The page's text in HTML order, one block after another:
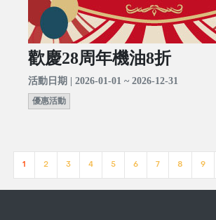
歡慶28周年機油8折
活動日期 | 2026-01-01 ~ 2026-12-31
優惠活動
1 2 3 4 5 6 7 8 9